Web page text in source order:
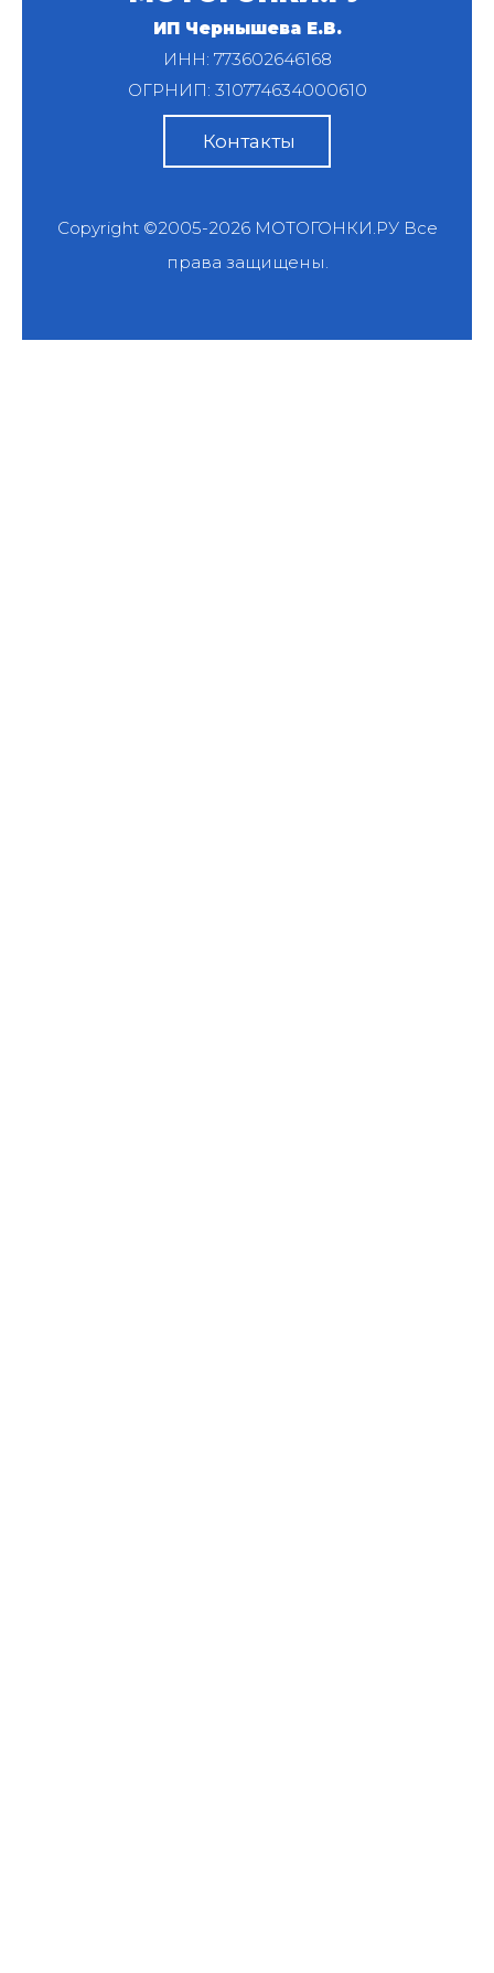
ИП Чернышева Е.В.
ИНН: 773602646168
ОГРНИП: 310774634000610
Контакты
Copyright ©2005-2026 МОТОГОНКИ.РУВсе
права защищены.